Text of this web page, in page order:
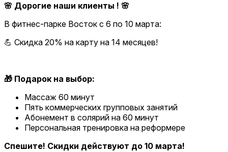
🌸 Дорогие наши клиенты ! 🌸
В фитнес-парке Восток с 6 по 10 марта:
💪 Скидка 20% на карту на 14 месяцев!
🎁 Подарок на выбор:
Массаж 60 минут
Пять коммерческих групповых занятий
Абонемент в солярий на 60 минут
Персональная тренировка на реформере
Спешите! Скидки действуют до 10 марта!